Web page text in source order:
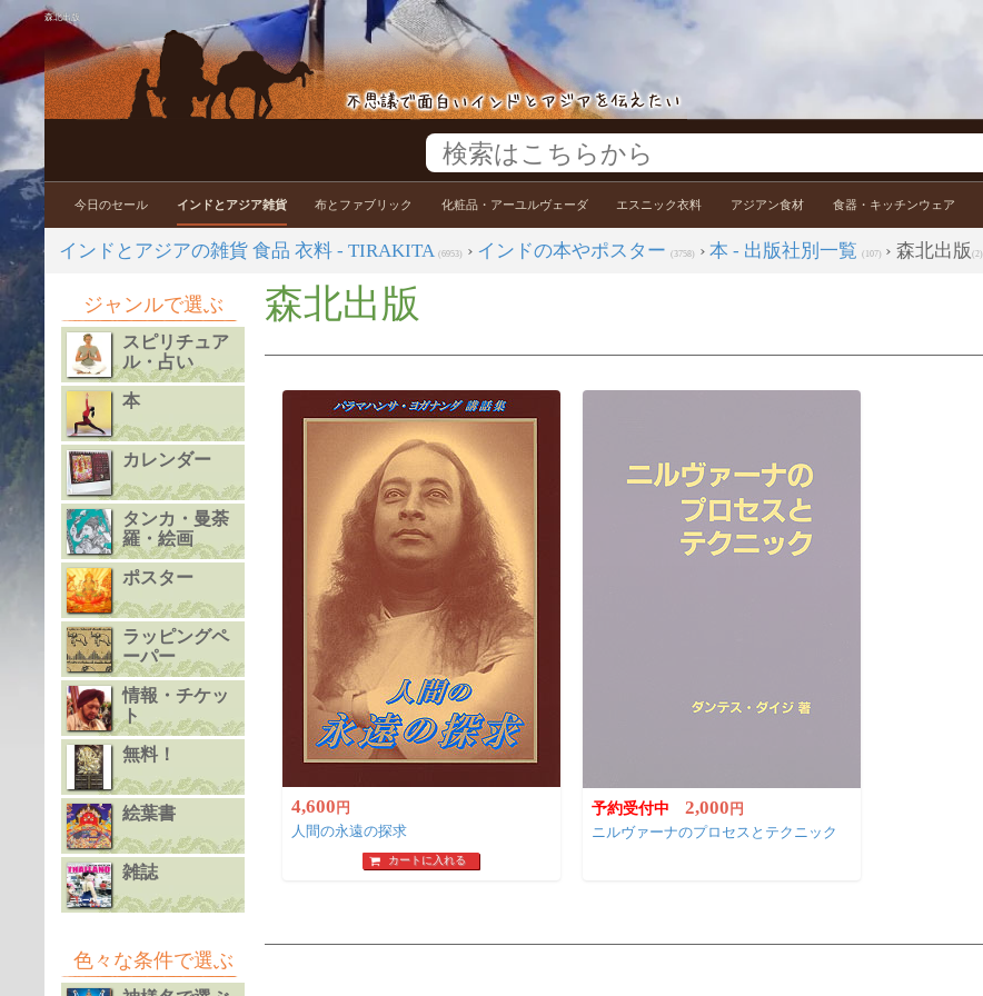
森北出版
今日のセール インドとアジア雑貨 布とファブリック 化粧品・アーユルヴェーダ エスニック衣料 アジアン食材 食器・キッチンウェア
インドとアジアの雑貨 食品 衣料 - TIRAKITA (6953) › インドの本やポスター (3758) › 本 - 出版社別一覧 (107) › 森北出版 (2)
ジャンルで選ぶ
スピリチュア
ル・占い
本
カレンダー
タンカ・曼荼
羅・絵画
ポスター
ラッピングペ
ーパー
情報・チケッ
ト
無料！
絵葉書
雑誌
色々な条件で選ぶ
森北出版
4,600 円
人間の永遠の探求
カートに入れる
予約受付中 2,000 円
ニルヴァーナのプロセスとテクニック